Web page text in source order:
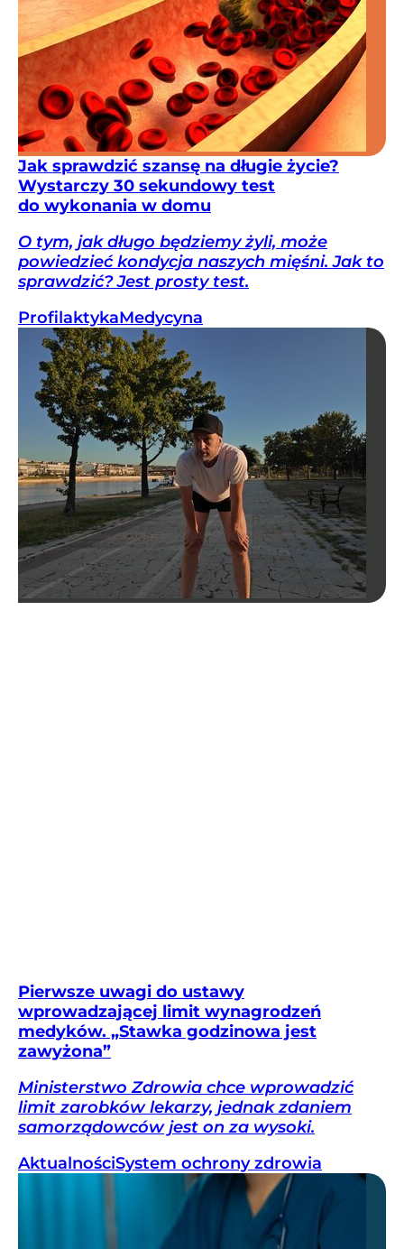
Jak sprawdzić szansę na długie życie?
Wystarczy 30 sekundowy test
do wykonania w domu
O tym, jak długo będziemy żyli, może
powiedzieć kondycja naszych mięśni. Jak to
sprawdzić? Jest prosty test.
ProfilaktykaMedycyna
Pierwsze uwagi do ustawy
wprowadzającej limit wynagrodzeń
medyków. „Stawka godzinowa jest
zawyżona”
Ministerstwo Zdrowia chce wprowadzić
limit zarobków lekarzy, jednak zdaniem
samorządowców jest on za wysoki.
AktualnościSystem ochrony zdrowia